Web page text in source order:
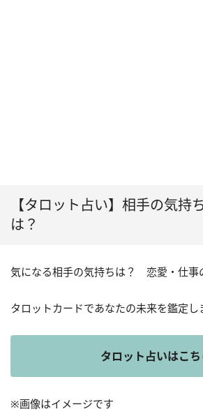
【タロット占い】相手の気持
は？
気になる相手の気持ちは？ 恋愛・仕事
タロットカードであなたの未来を鑑定し
タロット占いはこち
※画像はイメージです